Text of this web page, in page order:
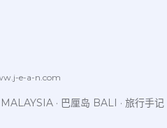
e-a-n.com
巴厘岛 BALI 旅行手